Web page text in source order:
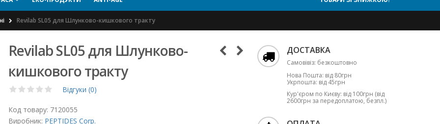
Revilab SL05 для Шлунково-кишкового тракту
Revilab SL05 для Шлунково-
кишкового тракту
Відгуки (0)
Код товару: 7120055
Виробник: PEPTIDES Corp.
ДОСТАВКА
Самовівіз: безкоштовно
Нова Пошта: від 80грн
Укрпошта: від 45грн
Кур'єром по Києву: від 100грн (від
2600грн за передоплатою, безпл.)